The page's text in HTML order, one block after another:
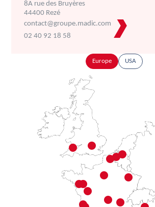
Europe USA
8A rue des Bruyères
44400 Rezé
contact@groupe.madic.com
02 40 92 18 58